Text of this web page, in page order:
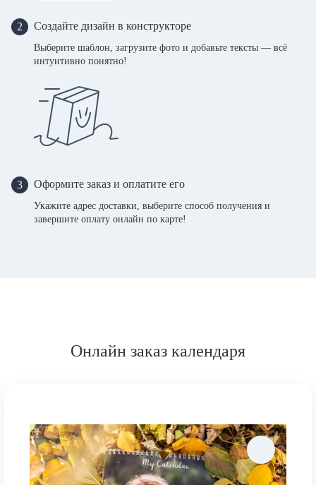
2 Создайте дизайн в конструкторе
Выберите шаблон, загрузите фото и добавьте тексты — всё
интуитивно понятно!
3 Оформите заказ и оплатите его
Укажите адрес доставки, выберите способ получения и
завершите оплату онлайн по карте!
Онлайн заказ календаря